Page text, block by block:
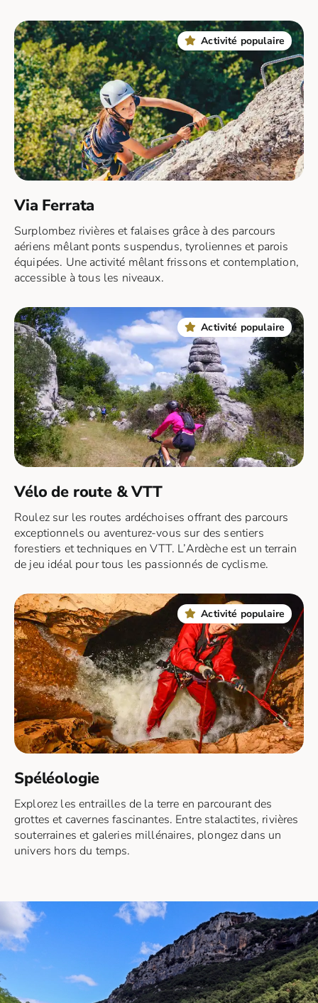
Activité populaire
Via Ferrata
Surplombez rivières et falaises grâce à des parcours
aériens mêlant ponts suspendus, tyroliennes et parois
équipées. Une activité mêlant frissons et contemplation,
accessible à tous les niveaux.
Activité populaire
Vélo de route & VTT
Roulez sur les routes ardéchoises offrant des parcours
exceptionnels ou aventurez-vous sur des sentiers
forestiers et techniques en VTT. L’Ardèche est un terrain
de jeu idéal pour tous les passionnés de cyclisme.
Activité populaire
Spéléologie
Explorez les entrailles de la terre en parcourant des
grottes et cavernes fascinantes. Entre stalactites, rivières
souterraines et galeries millénaires, plongez dans un
univers hors du temps.